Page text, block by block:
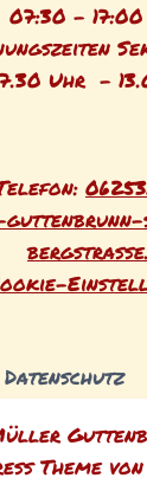
07:30 -
Uhr -
Datenschutz
Theme von